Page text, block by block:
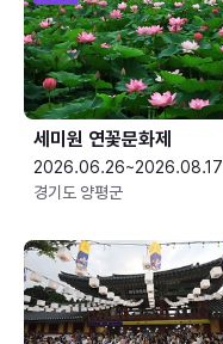
세미원 연꽃문화제
2026.06.26~2026.08.17
경기도 양평군